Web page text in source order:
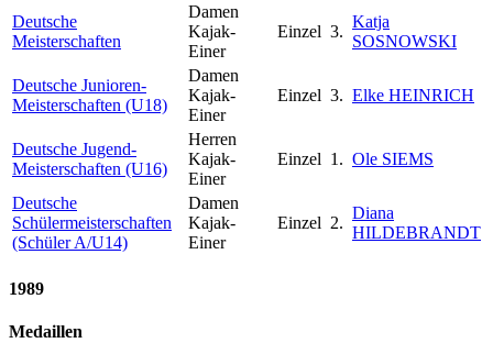
Deutsche
Meisterschaften
Damen
Kajak-
Einer
Einzel 3.
Katja
SOSNOWSKI
Deutsche Junioren-
Meisterschaften (U18)
Damen
Kajak-
Einer
Einzel 3. Elke HEINRICH
Deutsche Jugend-
Meisterschaften (U16)
Herren
Kajak-
Einer
Einzel 1. Ole SIEMS
Deutsche
Schülermeisterschaften
(Schüler A/U14)
Damen
Kajak-
Einer
Einzel 2.
Diana
HILDEBRANDT
1989
Medaillen